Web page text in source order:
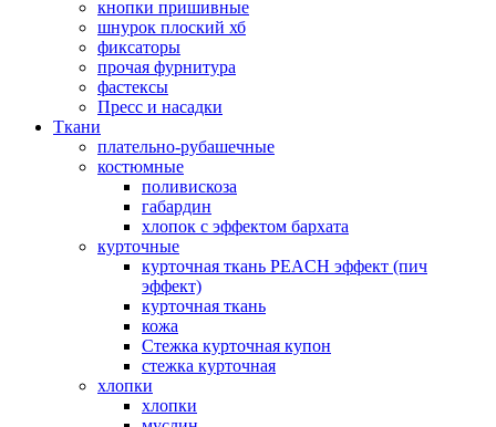
кнопки пришивные
шнурок плоский хб
фиксаторы
прочая фурнитура
фастексы
Пресс и насадки
Ткани
плательно-рубашечные
костюмные
поливискоза
габардин
хлопок с эффектом бархата
курточные
курточная ткань PEACH эффект (пич
эффект)
курточная ткань
кожа
Стежка курточная купон
стежка курточная
хлопки
хлопки